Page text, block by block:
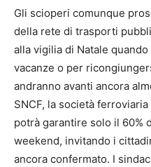
Gli scioperi comunque
della rete di trasporti
alla vigilia di Natale
vacanze o per
andranno avanti ancora
SNCF, la società
potrà garantire solo il 60%
weekend, invitando i
ancora confermato. I